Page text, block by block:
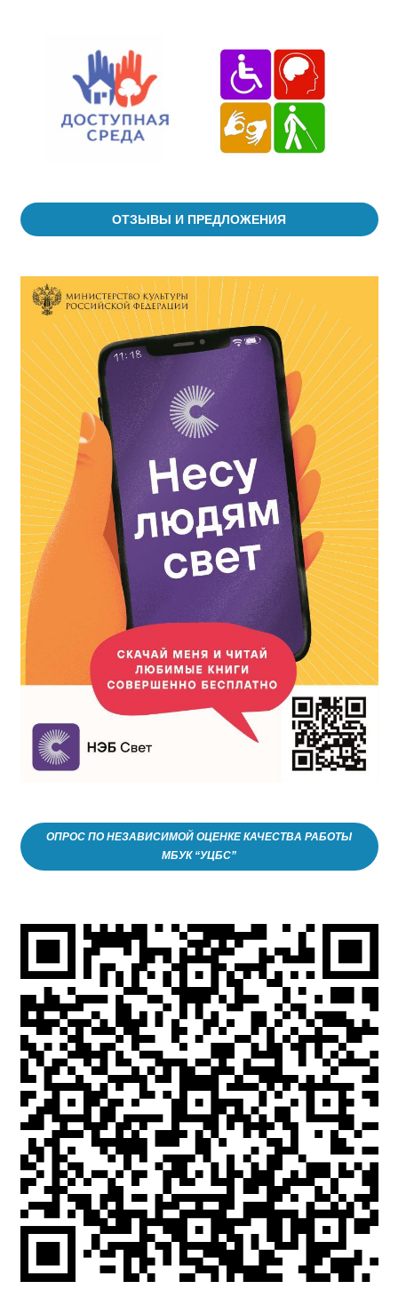
ОТЗЫВЫ И ПРЕДЛОЖЕНИЯ
ОПРОС ПО НЕЗАВИСИМОЙ ОЦЕНКЕ КАЧЕСТВА РАБОТЫ
МБУК “УЦБС”